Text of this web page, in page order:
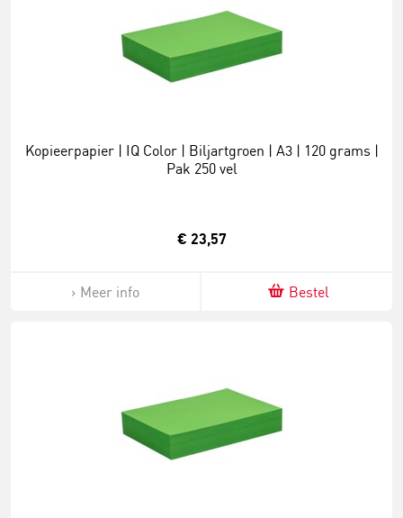
Kopieerpapier | IQ Color | Biljartgroen | A3 | 120 grams |
Pak 250 vel
€ 23,57
Meer info Bestel